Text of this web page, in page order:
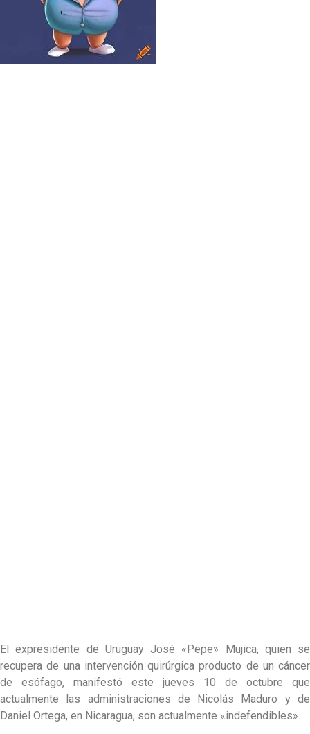
El expresidente de Uruguay José «Pepe» Mujica, quien se
recupera de una intervención quirúrgica producto de un cáncer
de esófago, manifestó este jueves 10 de octubre que
actualmente las administraciones de Nicolás Maduro y de
Daniel Ortega, en Nicaragua, son actualmente «indefendibles».